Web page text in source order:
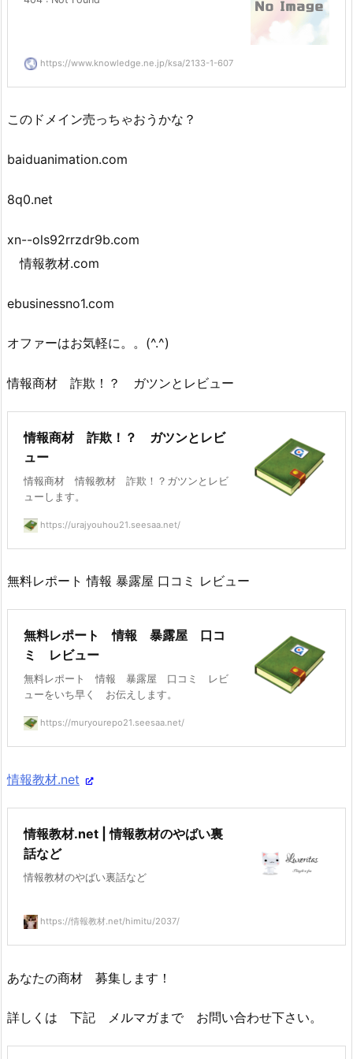
https://www.knowledge.ne.jp/ksa/2133-1-607
このドメイン売っちゃおうかな？
baiduanimation.com
8q0.net
xn--ols92rrzdr9b.com
情報教材.com
ebusinessno1.com
オファーはお気軽に。。(^.^)
情報商材 詐欺！？ ガツンとレビュー
情報商材 詐欺！？ ガツンとレビ
ュー
情報商材 情報教材 詐欺！？ガツンとレビ
ューします。
https://urajyouhou21.seesaa.net/
無料レポート 情報 暴露屋 口コミ レビュー
無料レポート 情報 暴露屋 口コ
ミ レビュー
無料レポート 情報 暴露屋 口コミ レビ
ューをいち早く お伝えします。
https://muryourepo21.seesaa.net/
情報教材.net
情報教材.net | 情報教材のやばい裏
話など
情報教材のやばい裏話など
https://情報教材.net/himitu/2037/
あなたの商材 募集します！
詳しくは 下記 メルマガまで お問い合わせ下さい。